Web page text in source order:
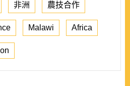
非洲 農技合作
Malawi Africa